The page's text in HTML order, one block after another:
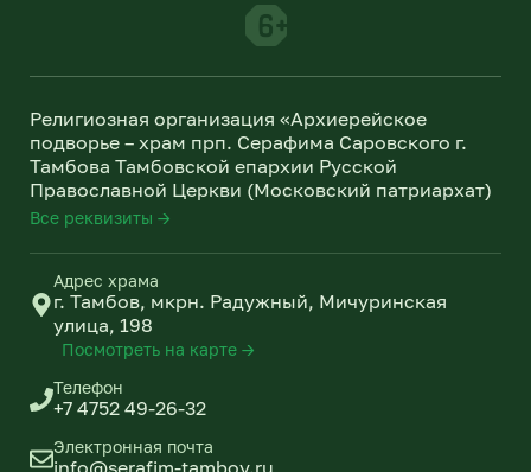
m
s
i
k
i
Религиозная организация «Архиерейское
подворье – храм прп. Серафима Саровского г.
Тамбова Тамбовской епархии Русской
Православной Церкви (Московский патриархат)
Все реквизиты →
Адрес храма
г. Тамбов, мкрн. Радужный, Мичуринская
улица, 198
Посмотреть на карте →
Телефон
+7 4752 49-26-32
Электронная почта